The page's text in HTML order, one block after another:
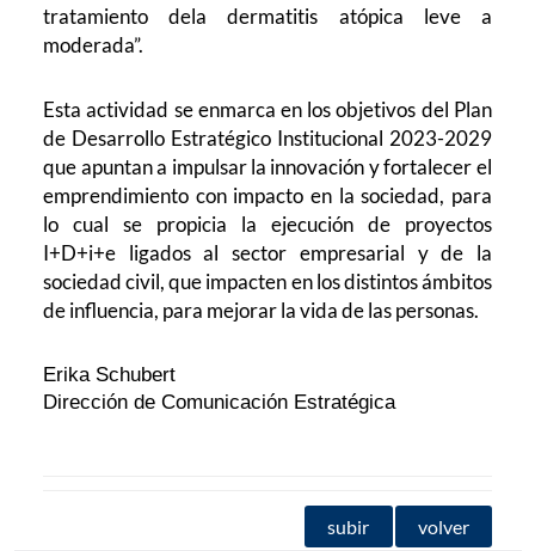
tratamiento dela dermatitis atópica leve a
moderada”.
Esta actividad se enmarca en los objetivos del Plan
de Desarrollo Estratégico Institucional 2023-2029
que apuntan a impulsar la innovación y fortalecer el
emprendimiento con impacto en la sociedad, para
lo cual se propicia la ejecución de proyectos
I+D+i+e ligados al sector empresarial y de la
sociedad civil, que impacten en los distintos ámbitos
de influencia, para mejorar la vida de las personas.
Erika Schubert
Dirección de Comunicación Estratégica
subir volver